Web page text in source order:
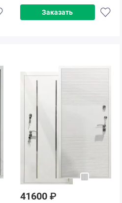
Заказать
41600 ₽